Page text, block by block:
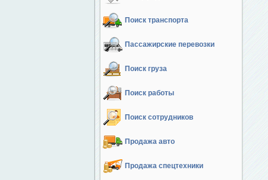
Поиск транспорта
Пассажирские перевозки
Поиск груза
Поиск работы
Поиск сотрудников
Продажа авто
Продажа спецтехники